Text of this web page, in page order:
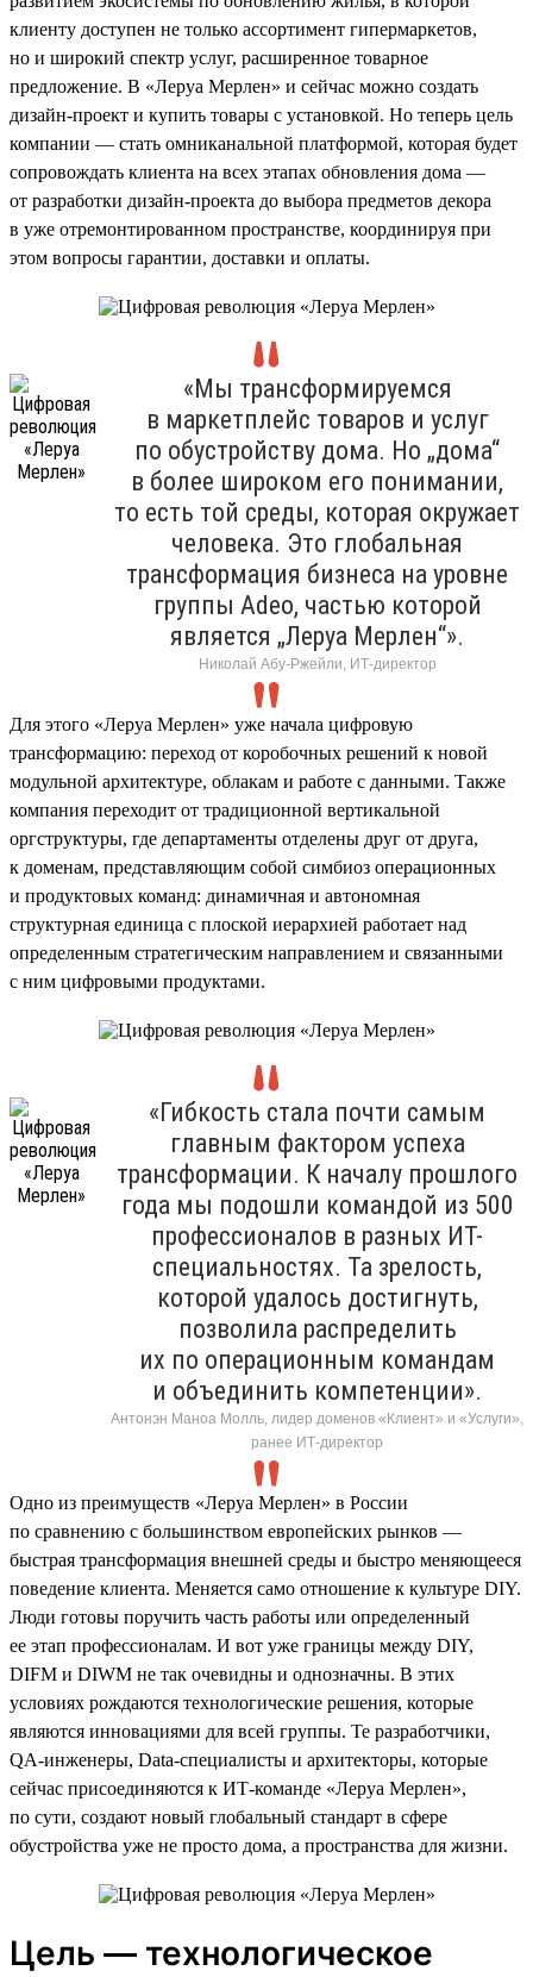
клиенту доступен не только ассортимент гипермаркетов,
но и широкий спектр услуг, расширенное товарное
предложение. В «Леруа Мерлен» и сейчас можно создать
дизайн-проект и купить товары с установкой. Но теперь цель
компании — стать омниканальной платформой, которая будет
сопровождать клиента на всех этапах обновления дома —
от разработки дизайн-проекта до выбора предметов декора
в уже отремонтированном пространстве, координируя при
этом вопросы гарантии, доставки и оплаты.
«Мы трансформируемся
в маркетплейс товаров и услуг
по обустройству дома. Но „дома“
в более широком его понимании,
то есть той среды, которая окружает
человека. Это глобальная
трансформация бизнеса на уровне
группы Adeo, частью которой
является „Леруа Мерлен“».
Николай Абу-Ржейли, ИТ-директор
Для этого «Леруа Мерлен» уже начала цифровую
трансформацию: переход от коробочных решений к новой
модульной архитектуре, облакам и работе с данными. Также
компания переходит от традиционной вертикальной
оргструктуры, где департаменты отделены друг от друга,
к доменам, представляющим собой симбиоз операционных
и продуктовых команд: динамичная и автономная
структурная единица с плоской иерархией работает над
определенным стратегическим направлением и связанными
с ним цифровыми продуктами.
«Гибкость стала почти самым
главным фактором успеха
трансформации. К началу прошлого
года мы подошли командой из 500
профессионалов в разных ИТ-
специальностях. Та зрелость,
которой удалось достигнуть,
позволила распределить
их по операционным командам
и объединить компетенции».
Антонэн Маноа Молль, лидер доменов «Клиент» и «Услуги»,
ранее ИТ-директор
Одно из преимуществ «Леруа Мерлен» в России
по сравнению с большинством европейских рынков —
быстрая трансформация внешней среды и быстро меняющееся
поведение клиента. Меняется само отношение к культуре DIY.
Люди готовы поручить часть работы или определенный
ее этап профессионалам. И вот уже границы между DIY,
DIFM и DIWM не так очевидны и однозначны. В этих
условиях рождаются технологические решения, которые
являются инновациями для всей группы. Те разработчики,
QA-инженеры, Data-специалисты и архитекторы, которые
сейчас присоединяются к ИТ-команде «Леруа Мерлен»,
по сути, создают новый глобальный стандарт в сфере
обустройства уже не просто дома, а пространства для жизни.
Цель — технологическое